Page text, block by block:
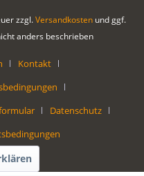
zzgl.Versandkosten und ggf.
anders beschrieben
Kontakt
Datenschutz